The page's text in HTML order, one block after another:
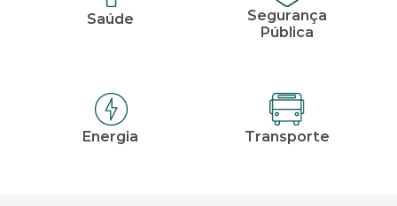
Saúde
Segurança
Pública
Energia Transporte